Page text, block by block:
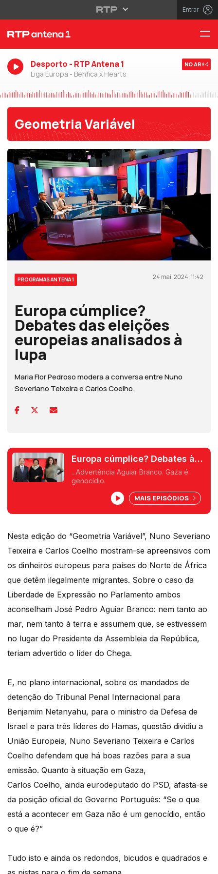
Entrar
Desporto - RTP Antena 1
Liga Europa - Benfica x Hearts
NO AR
Geometria Variável
PROGRAMAS ANTENA 1 24 mai, 2024, 11:42
Europa cúmplice?
Debates das eleições
europeias analisados à
lupa
Maria Flor Pedroso modera a conversa entre Nuno
Severiano Teixeira e Carlos Coelho.
Europa cúmplice? Debates à
Lupa.
...Advertência Aguiar Branco. Gaza é
genocídio.
MAIS EPISÓDIOS
Nesta edição do “Geometria Variável”, Nuno Severiano
Teixeira e Carlos Coelho mostram-se apreensivos com
os dinheiros europeus para países do Norte de África
que detêm ilegalmente migrantes. Sobre o caso da
Liberdade de Expressão no Parlamento ambos
aconselham José Pedro Aguiar Branco: nem tanto ao
mar, nem tanto à terra e assumem que, se estivessem
no lugar do Presidente da Assembleia da República,
teriam advertido o líder do Chega.
E, no plano internacional, sobre os mandados de
detenção do Tribunal Penal Internacional para
Benjamim Netanyahu, para o ministro da Defesa de
Israel e para três líderes do Hamas, questão dividiu a
União Europeia, Nuno Severiano Teixeira e Carlos
Coelho defendem que há boas razões para a sua
emissão. Quanto à situação em Gaza,
Carlos Coelho, ainda eurodeputado do PSD, afasta-se
da posição oficial do Governo Português: “Se o que
está a acontecer em Gaza não é um genocídio, então
o que é?”
Tudo isto e ainda os redondos, bicudos e quadrados e